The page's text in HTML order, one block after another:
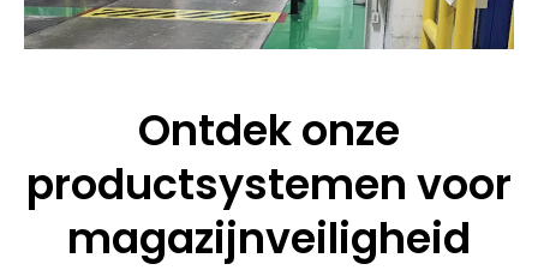
Ontdek onze
productsystemen voor
magazijnveiligheid